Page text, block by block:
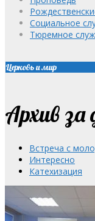
Социальное
Тюремное
Церковь и мир
Архив за
Встреча с
Интересно
Катехизация